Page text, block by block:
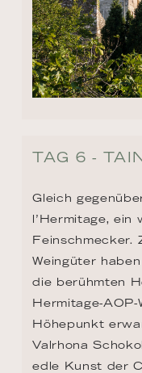
TAG 6 -
Gleich
l’Hermitage, ein
Feinschmecker.
Weingüter
die berühmten
Hermitage-
Höhepunkt
Valrhona
edle Kunst der